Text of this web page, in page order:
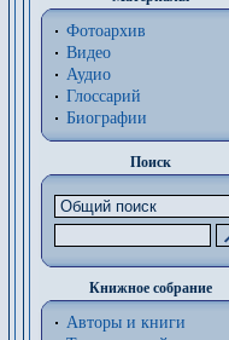
Фотоархив
Видео
Аудио
Глоссарий
Биографии
Поиск
Книжное собрание
Авторы и книги